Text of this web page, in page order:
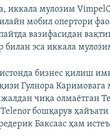
иккала мулозим
мобил опертори
вазифасидан
эса иккала
бизнес қилиш
Гулнора Каримовага
чиқа олмаётган
бошқарув
Баксаас ҳам